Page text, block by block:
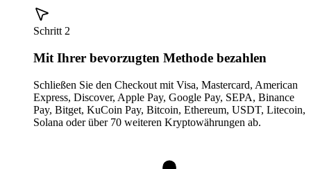
Schritt 2
Mit Ihrer bevorzugten Methode bezahlen
Schließen Sie den Checkout mit Visa, Mastercard, American
Express, Discover, Apple Pay, Google Pay, SEPA, Binance
Pay, Bitget, KuCoin Pay, Bitcoin, Ethereum, USDT, Litecoin,
Solana oder über 70 weiteren Kryptowährungen ab.